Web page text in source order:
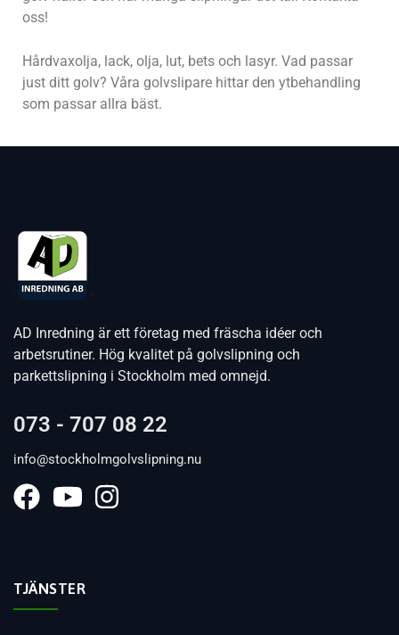
oss!
Hårdvaxolja, lack, olja, lut, bets och lasyr. Vad passar
just ditt golv? Våra golvslipare hittar den ytbehandling
som passar allra bäst.
AD Inredning är ett företag med fräscha idéer och
arbetsrutiner. Hög kvalitet på golvslipning och
parkettslipning i Stockholm med omnejd.
073 - 707 08 22
info@stockholmgolvslipning.nu
TJÄNSTER